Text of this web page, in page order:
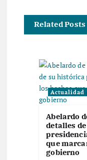
a
c
Related Posts
Actualidad
Abelardo
detalles
que
gobierno